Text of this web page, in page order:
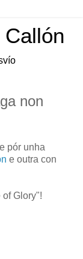
non
pór unha
e outra con
Glory"!